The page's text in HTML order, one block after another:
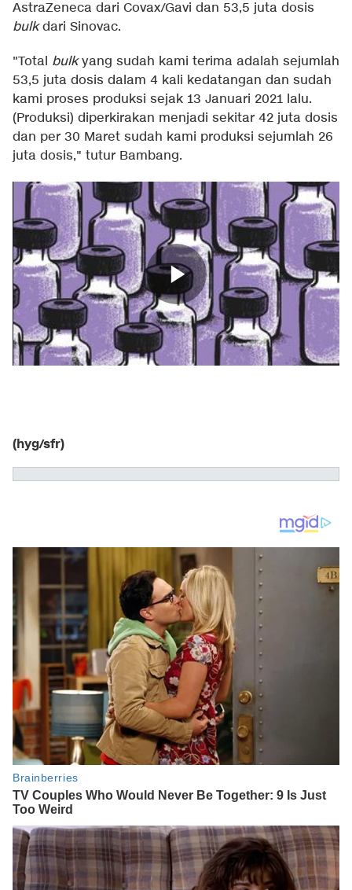
AstraZeneca dari Covax/Gavi dan 53,5 juta dosis
bulkdari Sinovac.
"Total bulkyang sudah kami terima adalah sejumlah
53,5 juta dosis dalam 4 kali kedatangan dan sudah
kami proses produksi sejak 13 Januari 2021 lalu.
(Produksi) diperkirakan menjadi sekitar 42 juta dosis
dan per 30 Maret sudah kami produksi sejumlah 26
juta dosis," tutur Bambang.
(hyg/sfr)